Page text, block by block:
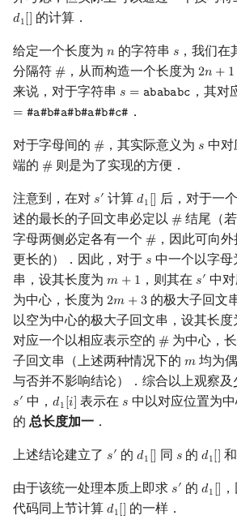
𝑑1[]
d1[ 的计算．
给定一个长度为 𝑛
n 的字符串 𝑠
s ，我们在
分隔符 #
# ，从而构造一个长度为2𝑛 + 1
2n +1
来说，对于字符串 𝑠 = 𝚊𝚋𝚊𝚋𝚊𝚋𝚌
s =abababc ，其对
= #𝚊#𝚋#𝚊#𝚋#𝚊#𝚋#𝚌# ．
对于字母间的 #
# ，其实际意义为 𝑠
s 中对
端的 #
# 则是为了实现的方便．
注意到，在对 𝑠′
s′ 计算𝑑1[]
d1 [ 后，对于一
述的最长的子回文串必定以 #
# 结尾（
字母两侧必定各有一个 #
#
，因此可向
更长的）．因此，对于 𝑠
s 中一个以字母
串，设其长度为 𝑚 + 1
m +1 ，则其在 𝑠′
s′ 中
为中心，长度为 2𝑚 +3
2m +3 的极大子回文
以空为中心的极大子回文串，设其长度
对应一个以相应表示空的 #
# 为中心，
子回文串（上述两种情况下的 𝑚
m 均为
与否并不影响结论）．综合以上观察
𝑠′
s′ 中，𝑑1[𝑖]
d1 [i] 表示在 𝑠
s 中以对应位置为
的 总长度加一 ．
上述结论建立了 𝑠′
s′ 的𝑑1[]
d1 [ 同 𝑠
s 的𝑑1[]
d1[
由于该统一处理本质上即求 𝑠′
s′ 的𝑑1[]
d1 [
代码同上节计算 𝑑1[]
d1[ 的一样．